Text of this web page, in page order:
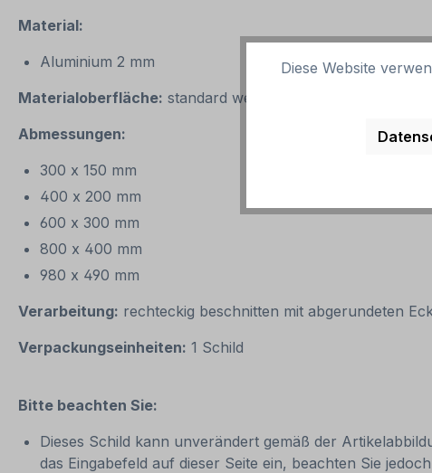
Material:
Aluminium 2 mm
Materialoberfläche: standard weiß (Untergrund)
Abmessungen:
300 x 150 mm
400 x 200 mm
600 x 300 mm
800 x 400 mm
980 x 490 mm
Verarbeitung: rechteckig beschnitten mit abgerundeten
Verpackungseinheiten: 1 Schild
Bitte beachten Sie:
Dieses Schild kann unverändert gemäß der
das Eingabefeld auf dieser Seite ein, beachten Sie
Diese Website